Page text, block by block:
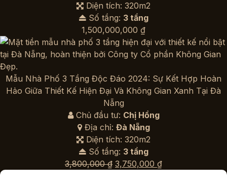
Diện tích: 320m2
Số tầng: 3 tầng
1,500,000,000 ₫
Mẫu Nhà Phố 3 Tầng Độc Đáo 2024: Sự Kết Hợp Hoàn
Hảo Giữa Thiết Kế Hiện Đại Và Không Gian Xanh Tại Đà
Nẵng
Chủ đầu tư: Chị Hồng
Địa chỉ: Đà Nẵng
Diện tích: 320m2
Số tầng: 3 tầng
3,800,000₫ Giá
3,750,000 ₫Giá